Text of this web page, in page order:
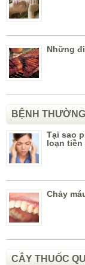
Những
BỆNH
Tại sao
loạn tiền
Chảy
CÂY THUỐC